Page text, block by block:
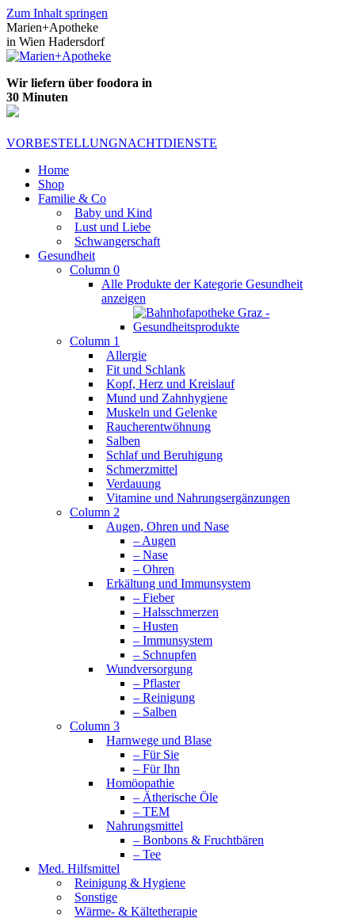
Zum Inhalt springen
Marien+Apotheke
in Wien Hadersdorf
Wir liefern über foodora in
30 Minuten
VORBESTELLUNGNACHTDIENSTE
Home
Shop
Familie & Co
Baby und Kind
Lust und Liebe
Schwangerschaft
Gesundheit
Column 0
Alle Produkte der Kategorie Gesundheit
anzeigen
Column 1
Allergie
Fit und Schlank
Kopf, Herz und Kreislauf
Mund und Zahnhygiene
Muskeln und Gelenke
Raucherentwöhnung
Salben
Schlaf und Beruhigung
Schmerzmittel
Verdauung
Vitamine und Nahrungsergänzungen
Column 2
Augen, Ohren und Nase
– Augen
– Nase
– Ohren
Erkältung und Immunsystem
– Fieber
– Halsschmerzen
– Husten
– Immunsystem
– Schnupfen
Wundversorgung
– Pflaster
– Reinigung
– Salben
Column 3
Harnwege und Blase
– Für Sie
– Für Ihn
Homöopathie
– Ätherische Öle
– TEM
Nahrungsmittel
– Bonbons & Fruchtbären
– Tee
Med. Hilfsmittel
Reinigung & Hygiene
Sonstige
Wärme- & Kältetherapie